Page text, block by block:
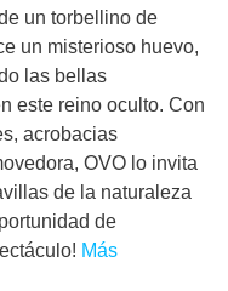
un torbellino de
un misterioso huevo,
las bellas
este reino oculto. Con
acrobacias
OVO lo invita
de la naturaleza
de
Más